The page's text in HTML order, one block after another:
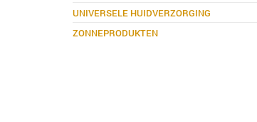
UNIVERSELE HUIDVERZORGING
ZONNEPRODUKTEN